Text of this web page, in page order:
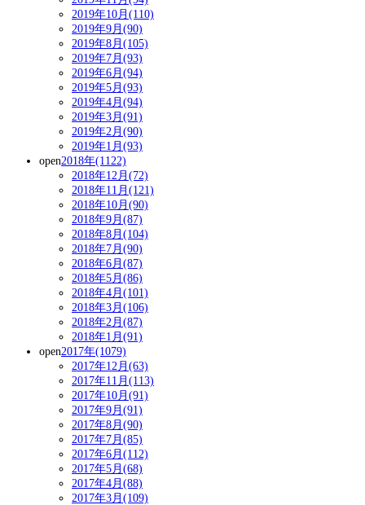
2019年10月(110)
2019年9月(90)
2019年8月(105)
2019年7月(93)
2019年6月(94)
2019年5月(93)
2019年4月(94)
2019年3月(91)
2019年2月(90)
2019年1月(93)
open2018年(1122)
2018年12月(72)
2018年11月(121)
2018年10月(90)
2018年9月(87)
2018年8月(104)
2018年7月(90)
2018年6月(87)
2018年5月(86)
2018年4月(101)
2018年3月(106)
2018年2月(87)
2018年1月(91)
open2017年(1079)
2017年12月(63)
2017年11月(113)
2017年10月(91)
2017年9月(91)
2017年8月(90)
2017年7月(85)
2017年6月(112)
2017年5月(68)
2017年4月(88)
2017年3月(109)